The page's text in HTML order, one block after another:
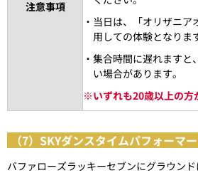
注意事項
・当日は、「オリザニ
用しての体験となりま
・集合時間に遅れます
い場合があります。
※いずれも20歳以上の方
（7）SKYダンスタイムパフォーマー
バファローズラッキーセブンにグラウンド